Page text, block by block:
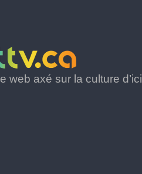
web axé sur la culture d’ici